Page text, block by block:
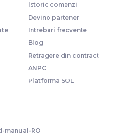
Istoric comenzi
Devino partener
Intrebari frecvente
Blog
Retragere din contract
ANPC
Platforma SOL
manual-RO